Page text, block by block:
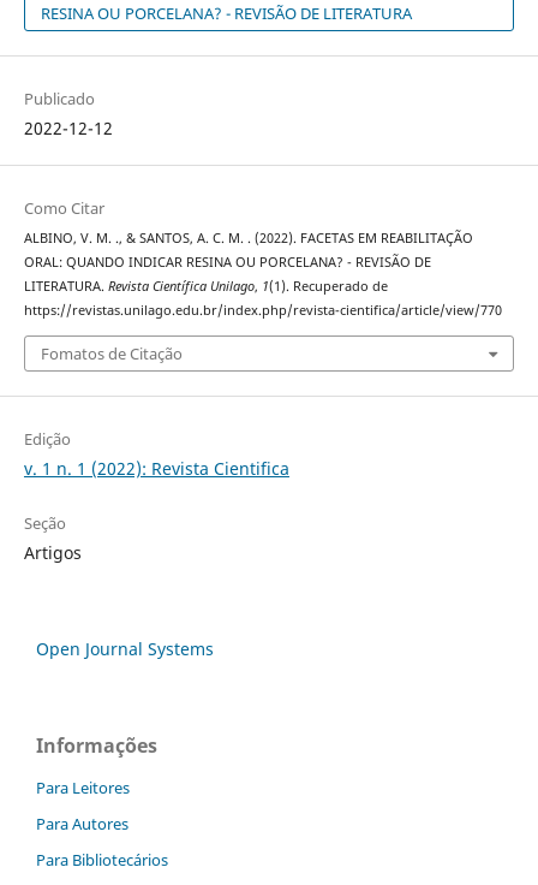
RESINA OU PORCELANA? - REVISÃO DE LITERATURA
Publicado
2022-12-12
Como Citar
ALBINO, V. M. ., & SANTOS, A. C. M. . (2022). FACETAS EM REABILITAÇÃO
ORAL: QUANDO INDICAR RESINA OU PORCELANA? - REVISÃO DE
LITERATURA. Revista Científica Unilago, 1(1). Recuperado de
https://revistas.unilago.edu.br/index.php/revista-cientifica/article/view/770
Fomatos de Citação
Edição
v. 1 n. 1 (2022): Revista Cientifica
Seção
Artigos
Open Journal Systems
Informações
Para Leitores
Para Autores
Para Bibliotecários